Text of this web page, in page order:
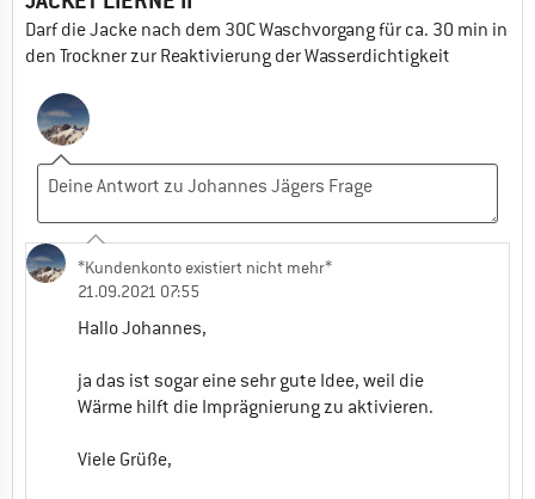
Darf die Jacke nach dem 30C Waschvorgang für ca. 30 min in
den Trockner zur Reaktivierung der Wasserdichtigkeit
*Kundenkonto existiert nicht mehr*
21.09.2021 07:55
Hallo Johannes,
ja das ist sogar eine sehr gute Idee, weil die
Wärme hilft die Imprägnierung zu aktivieren.
Viele Grüße,